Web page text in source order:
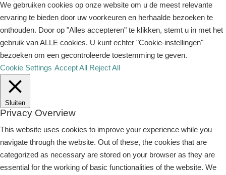
We gebruiken cookies op onze website om u de meest relevante
ervaring te bieden door uw voorkeuren en herhaalde bezoeken te
onthouden. Door op "Alles accepteren" te klikken, stemt u in met het
gebruik van ALLE cookies. U kunt echter "Cookie-instellingen"
bezoeken om een ​​gecontroleerde toestemming te geven.
Cookie Settings Accept All Reject All
Sluiten
Privacy Overview
This website uses cookies to improve your experience while you
navigate through the website. Out of these, the cookies that are
categorized as necessary are stored on your browser as they are
essential for the working of basic functionalities of the website. We